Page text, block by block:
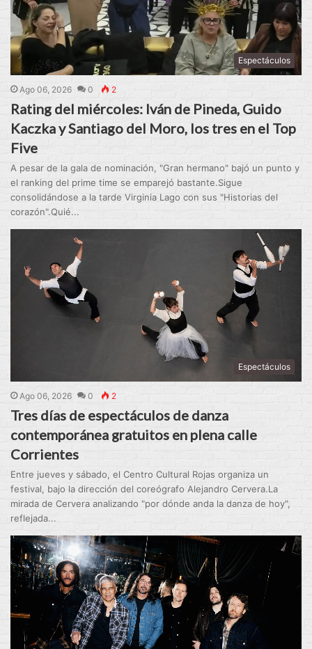
Espectáculos
Ago 06, 2026 0 2
Rating del miércoles: Iván de Pineda, Guido
Kaczka y Santiago del Moro, los tres en el Top
Five
A pesar de la gala de nominación, "Gran hermano" bajó un punto y
el ranking del prime time se emparejó bastante.Sigue
consolidándose a la tarde Virginia Lago con sus "Historias del
corazón".Quié...
Espectáculos
Ago 06, 2026 0 2
Tres días de espectáculos de danza
contemporánea gratuitos en plena calle
Corrientes
Entre jueves y sábado, el Centro Cultural Rojas organiza un
festival, bajo la dirección del coreógrafo Alejandro Cervera.La
mirada de Cervera analizando "por dónde anda la danza de hoy",
reflejada...